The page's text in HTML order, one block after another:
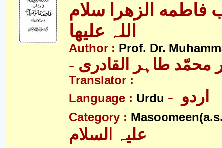
فاطمه الزھرا سلام
اللہ علیھا
Author : Prof. Dr.
محمّد طاہر القادری
Translator :
Language : Urdu
Category :